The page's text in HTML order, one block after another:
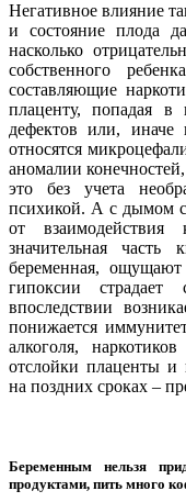
Негативное влияние
и состояние плода
насколько
собственного
составляющие
плаценту, попадая в
дефектов или,
относятся
аномалии
это без учета
психикой. А с дымом
от взаимодействия
значительная
беременная, ощущают
гипоксии страдает
впоследствии
понижается
алкоголя,
отслойки плаценты и
на поздних сроках –
Беременным нельзя
продуктами, пить много